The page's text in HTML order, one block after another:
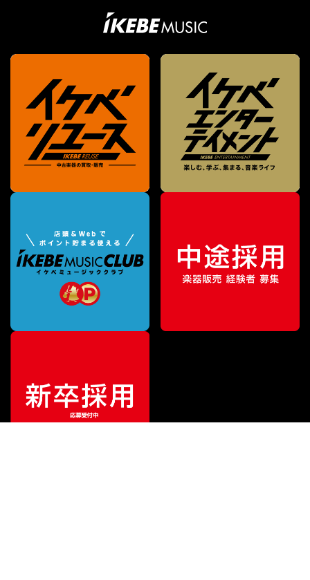
販売価格¥40,590（税込）